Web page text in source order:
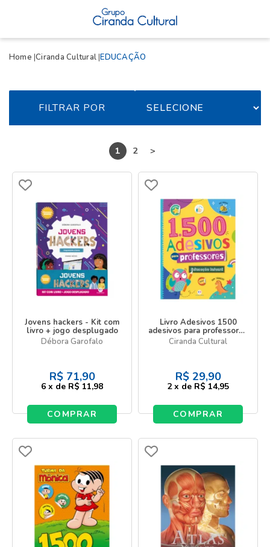
Home Ciranda Cultural EDUCAÇÃO
FILTRAR POR
1 2 >
Jovens hackers - Kit com
livro + jogo desplugado
Débora Garofalo
R$ 71,90
6 x de R$ 11,98
COMPRAR
Livro Adesivos 1500
adesivos para professores
- Educação infantil
Ciranda Cultural
R$ 29,90
2 x de R$ 14,95
COMPRAR